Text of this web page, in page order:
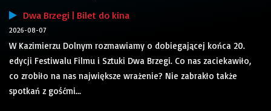
Dwa Brzegi | Bilet do kina
2026-08-07
W Kazimierzu Dolnym rozmawiamy o dobiegającej końca 20.
edycji Festiwalu Filmu i Sztuki Dwa Brzegi. Co nas zaciekawiło,
co zrobiło na nas największe wrażenie? Nie zabrakło także
spotkań z gośćmi...